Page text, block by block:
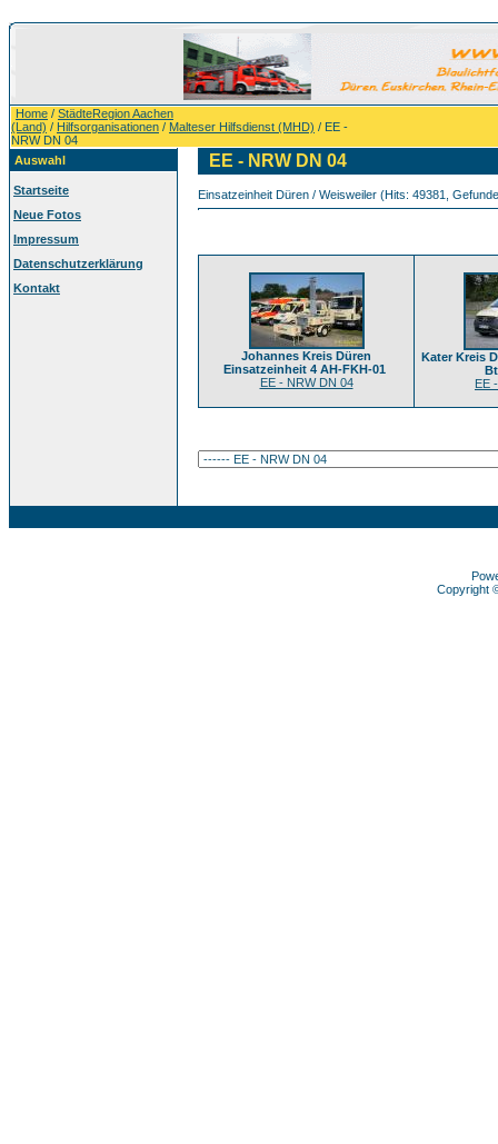
Home / StädteRegion Aachen
(Land) / Hilfsorganisationen / Malteser Hilfsdienst (MHD) / EE -
NRW DN 04
Auswahl
Startseite
Neue Fotos
Impressum
Datenschutzerklärung
Kontakt
EE - NRW DN 04
Einsatzeinheit Düren / Weisweiler (Hits: 49381,
Johannes Kreis Düren
Einsatzeinheit 4 AH-FKH-01
EE - NRW DN 04
Kater Kreis
EE
Copyright